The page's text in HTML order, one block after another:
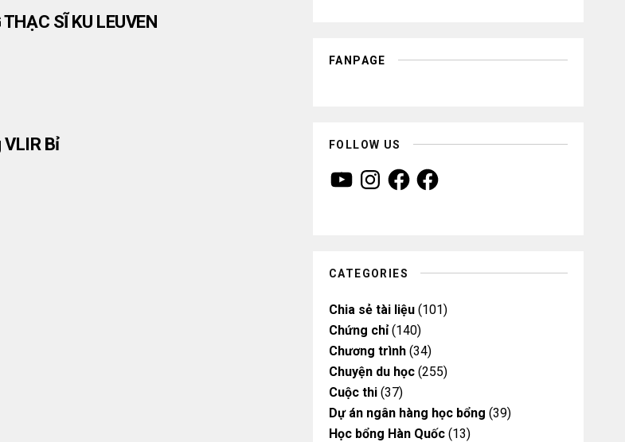
SĨ KU LEUVEN
VLIR Bỉ
FANPAGE
FOLLOW US
Y
o
n
m
F
a
F
a
CATEGORIES
Chia sẻ tài liệu (101)
Chứng chỉ(140)
Chương trình (34)
Chuyện du học (255)
Cuộc thi (37)
Dự án ngân hàng học bổng (39)
Học bổng Hàn Quốc (13)